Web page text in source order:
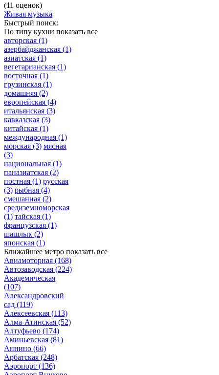
(11 оценок)
Живая музыка
Быстрый поиск:
По типу кухни показать все
авторская (1)
азербайджанская (1)
азиатская (1)
вегетарианская (1)
восточная (1)
грузинская (1)
домашняя (2)
европейская (4)
итальянская (3)
кавказская (3)
китайская (1)
международная (1)
морская (3) мясная
(3)
национальная (1)
паназиатская (2)
постная (1) русская
(3) рыбная (4)
смешанная (2)
средиземноморская
(1) тайская (1)
французская (1)
шашлык (2)
японская (1)
Ближайшее метро показать все
Авиамоторная (168)
Автозаводская (224)
Академическая
(107)
Александровский
сад (119)
Алексеевская (113)
Алма-Атинская (52)
Алтуфьево (174)
Аминьевская (81)
Аннино (66)
Арбатская (248)
Аэропорт (136)